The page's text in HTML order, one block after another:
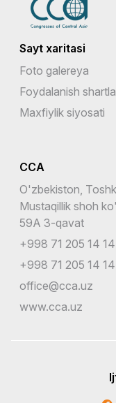
Sayt xaritasi
Foto galereya
Foydalanish
Maxfiylik siyosati
CCA
O'zbekiston,
Mustaqillik shoh
59A 3-qavat
+998 71 205 14 14
+998 71 205 14 14
office@cca.uz
www.cca.uz